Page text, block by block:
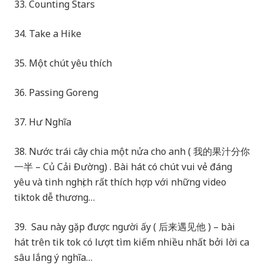
33. Counting Stars
34. Take a Hike
35. Một chút yêu thích
36. Passing Goreng
37. Hư Nghĩa
38. Nước trái cây chia một nửa cho anh ( 我的果汁分你
一半 – Củ Cải Đường) . Bài hát có chút vui vẻ đáng
yêu và tinh nghịch rất thích hợp với những video
tiktok dễ thương…
39. Sau này gặp được người ấy ( 后来遇见他 ) – bài
hát trên tik tok có lượt tìm kiếm nhiều nhất bởi lời ca
sâu lắng ý nghĩa…